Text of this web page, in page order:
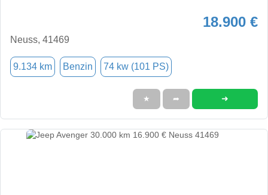
18.900 €
Neuss, 41469
9.134 km Benzin 74 kw (101 PS)
★ ➦ ➜